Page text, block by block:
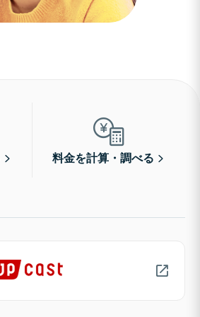
料金を計算・調べる